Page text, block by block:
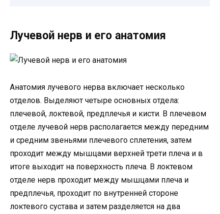
Лучевой нерв и его анатомия
Анатомия лучевого нерва включает несколько
отделов. Выделяют четыре основных отдела:
плечевой, локтевой, предплечья и кисти. В плечевом
отделе лучевой нерв располагается между передним
и средним звеньями плечевого сплетения, затем
проходит между мышцами верхней трети плеча и в
итоге выходит на поверхность плеча. В локтевом
отделе нерв проходит между мышцами плеча и
предплечья, проходит по внутренней стороне
локтевого сустава и затем разделяется на два